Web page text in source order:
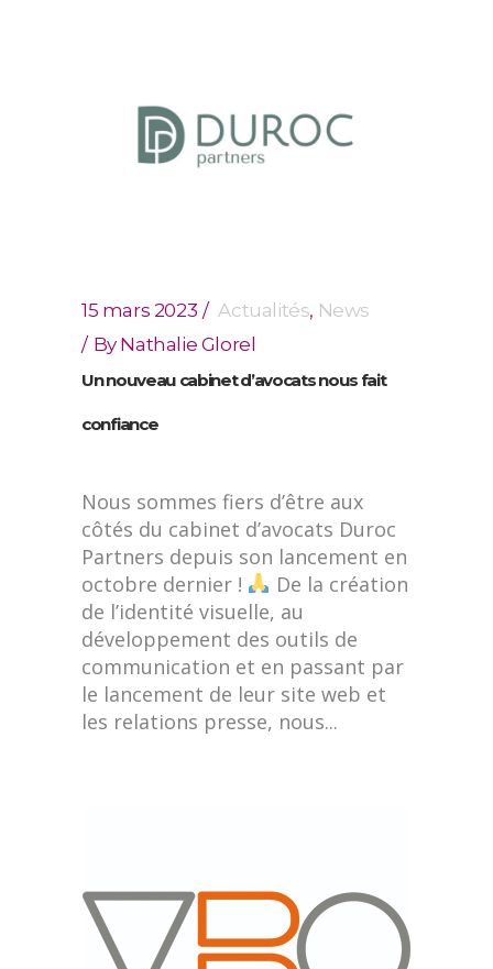
15 mars 2023 Actualités, News
By Nathalie Glorel
Un nouveau cabinet d’avocats nous fait
confiance
Nous sommes fiers d’être aux
côtés du cabinet d’avocats Duroc
Partners depuis son lancement en
octobre dernier !
De la création
de l’identité visuelle, au
développement des outils de
communication et en passant par
le lancement de leur site web et
les relations presse, nous...